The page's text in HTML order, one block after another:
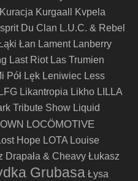
Kuracja Kurgaall
Kvpela
Du Clan L.U.C. & Rebel
Łan Lament Lanberry
Last Riot Las Trumien
Pół Lęk Leniwiec Less
LFG Likantropia Likho LILLA
Tribute Show Liquid
LOCÖMOTIVE
Hope LOTA Louise
Drapała & Cheavy Łukasz
Grubasa Łysa